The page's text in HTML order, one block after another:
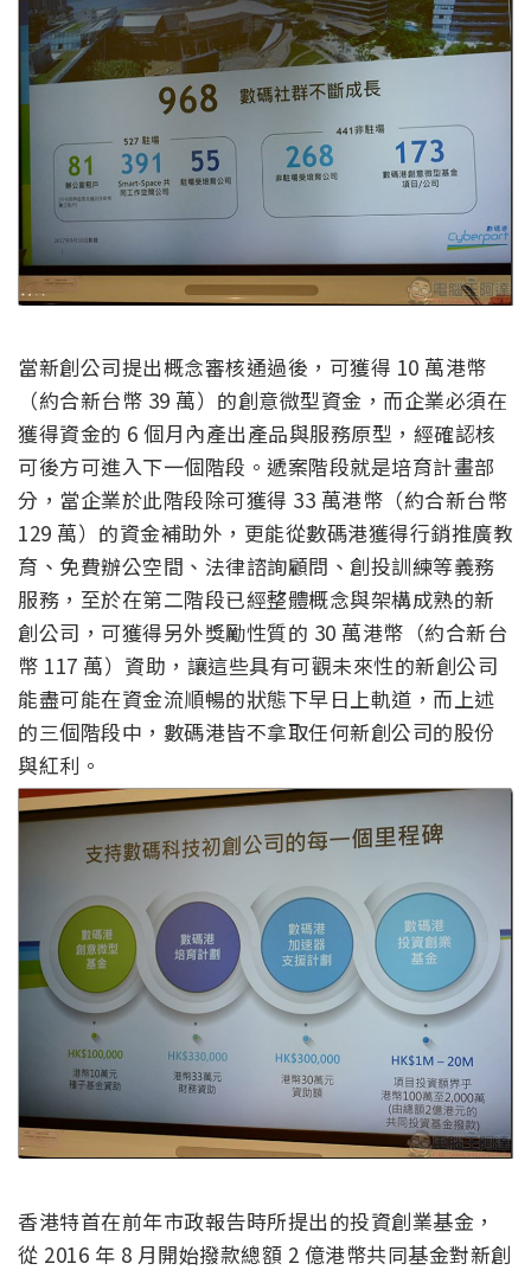
當新創公司提出概念審核通過後，可獲得 10 萬港幣
（約合新台幣 39 萬）的創意微型資金，而企業必須在
獲得資金的 6 個月內產出產品與服務原型，經確認核
可後方可進入下一個階段。遞案階段就是培育計畫部
分，當企業於此階段除可獲得 33 萬港幣（約合新台幣
129 萬）的資金補助外，更能從數碼港獲得行銷推廣教
育、免費辦公空間、法律諮詢顧問、創投訓練等義務
服務，至於在第二階段已經整體概念與架構成熟的新
創公司，可獲得另外獎勵性質的 30 萬港幣（約合新台
幣 117 萬）資助，讓這些具有可觀未來性的新創公司
能盡可能在資金流順暢的狀態下早日上軌道，而上述
的三個階段中，數碼港皆不拿取任何新創公司的股份
與紅利。
香港特首在前年市政報告時所提出的投資創業基金，
從 2016 年 8 月開始撥款總額 2 億港幣共同基金對新創